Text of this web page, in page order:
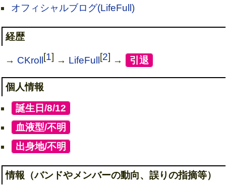
オフィシャルブログ(LifeFull)
経歴
→ CKroll [1] → LifeFull [2] → 引退
個人情報
誕生日/8/12
血液型/不明
出身地/不明
情報（バンドやメンバーの動向、誤りの指摘等）